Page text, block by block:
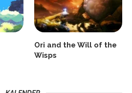
Ori and the Will of the
Wisps